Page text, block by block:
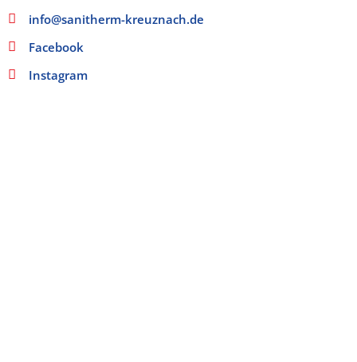
info@sanitherm-kreuznach.de
Facebook
Instagram